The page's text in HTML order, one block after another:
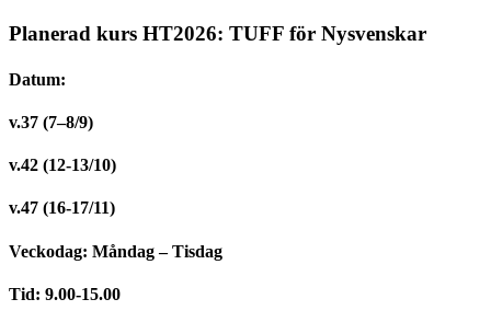
Planerad kurs HT2026: TUFF för Nysvenskar
Datum:
v.37 (7–8/9)
v.42 (12-13/10)
v.47 (16-17/11)
Veckodag: Måndag – Tisdag
Tid: 9.00-15.00